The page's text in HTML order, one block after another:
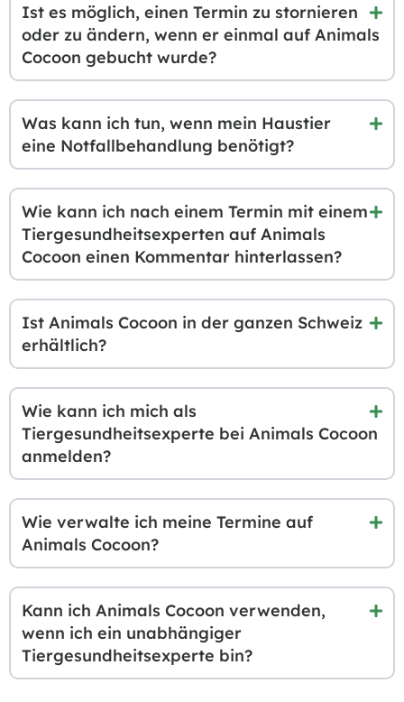
Ist es möglich, einen Termin zu stornieren
oder zu ändern, wenn er einmal auf Animals
Cocoon gebucht wurde?
Was kann ich tun, wenn mein Haustier
eine Notfallbehandlung benötigt?
Wie kann ich nach einem Termin mit einem
Tiergesundheitsexperten auf Animals
Cocoon einen Kommentar hinterlassen?
Ist Animals Cocoon in der ganzen Schweiz
erhältlich?
Wie kann ich mich als
Tiergesundheitsexperte bei Animals Cocoon
anmelden?
Wie verwalte ich meine Termine auf
Animals Cocoon?
Kann ich Animals Cocoon verwenden,
wenn ich ein unabhängiger
Tiergesundheitsexperte bin?